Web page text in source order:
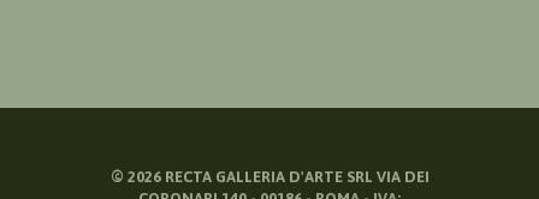
© 2026RECTA GALLERIA D'ARTE SRL VIA DEI